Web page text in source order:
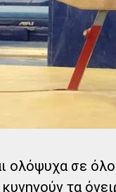
ολόψυχα σε
τα